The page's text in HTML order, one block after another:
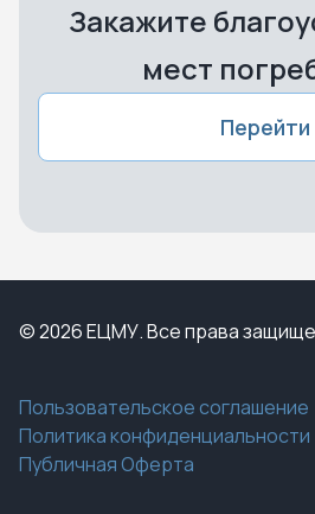
Закажите
мест
Перейти
© 2026 ЕЦМУ. Все права
Пользовательское соглашение
Политика конфиденциальности
Публичная Оферта